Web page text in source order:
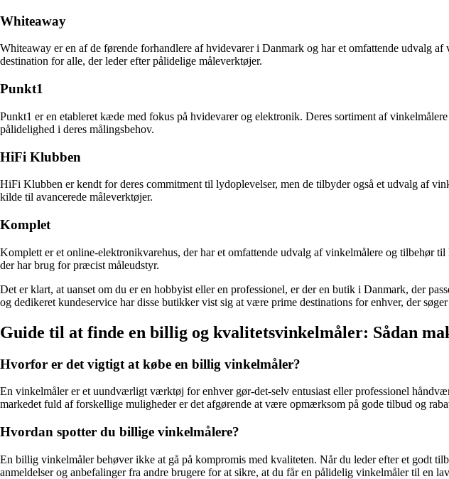
Whiteaway
Whiteaway er en af de førende forhandlere af hvidevarer i Danmark og har et omfattende udvalg
destination for alle, der leder efter pålidelige måleverktøjer.
Punkt1
Punkt1 er en etableret kæde med fokus på hvidevarer og elektronik. Deres sortiment af
pålidelighed i deres målingsbehov.
HiFi Klubben
HiFi Klubben er kendt for deres commitment til lydoplevelser, men de tilbyder også et udvalg af
kilde til avancerede måleverktøjer.
Komplet
Komplett er et online-elektronikvarehus, der har et omfattende udvalg af vinkelmålere og tilbehør
der har brug for præcist måleudstyr.
Det er klart, at uanset om du er en hobbyist eller en professionel, er der en butik i Danmark, der
og dedikeret kundeservice har disse butikker vist sig at være prime destinations for enhver, der
Guide til at finde en billig og kvalitetsvinkelmåler: Sådan
Hvorfor er det vigtigt at købe en billig vinkelmåler?
En vinkelmåler er et uundværligt værktøj for enhver gør-det-selv entusiast eller professionel
markedet fuld af forskellige muligheder er det afgørende at være opmærksom på gode tilbud og
Hvordan spotter du billige vinkelmålere?
En billig vinkelmåler behøver ikke at gå på kompromis med kvaliteten. Når du leder efter et godt
anmeldelser og anbefalinger fra andre brugere for at sikre, at du får en pålidelig vinkelmåler til en